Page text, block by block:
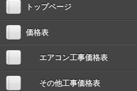
トップページ
価格表
エアコン工事価格表
その他工事価格表